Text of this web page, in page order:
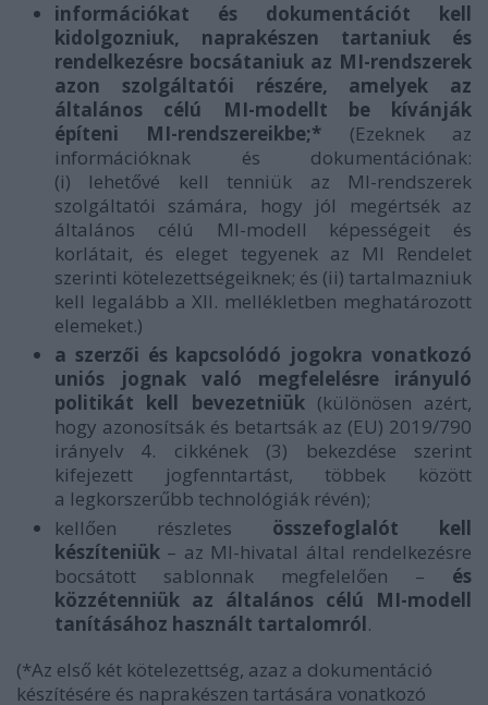
információkat és dokumentációt kell
kidolgozniuk, naprakészen tartaniuk és
rendelkezésre bocsátaniuk az MI-rendszerek
azon szolgáltatói részére, amelyek az
általános célú MI-modellt be kívánják
építeni MI-rendszereikbe;* (Ezeknek az
információknak és dokumentációnak:
(i) lehetővé kell tenniük az MI-rendszerek
szolgáltatói számára, hogy jól megértsék az
általános célú MI-modell képességeit és
korlátait, és eleget tegyenek az MI Rendelet
szerinti kötelezettségeiknek; és (ii) tartalmazniuk
kell legalább a XII. mellékletben meghatározott
elemeket.)
a szerzői és kapcsolódó jogokra vonatkozó
uniós jognak való megfelelésre irányuló
politikát kell bevezetniük(különösen azért,
hogy azonosítsák és betartsák az (EU) 2019/790
irányelv 4. cikkének (3) bekezdése szerint
kifejezett jogfenntartást, többek között
a legkorszerűbb technológiák révén);
kellően részletes összefoglalót kell
készíteniük – az MI-hivatal által rendelkezésre
bocsátott sablonnak megfelelően – és
közzétenniük az általános célú MI-modell
tanításához használt tartalomról.
(*Az első két kötelezettség, azaz a dokumentáció
készítésére és naprakészen tartására vonatkozó